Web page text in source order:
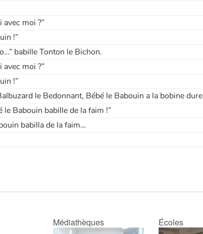
moi ?”
!”
babille Tonton le Bichon.
moi ?”
!”
le Bedonnant, Bébé le Babouin a la bobine dure
le Babouin babille de la faim !”
babilla de la faim…
Médiathèques Écoles